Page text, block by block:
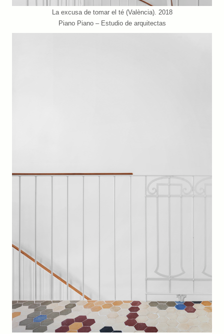
La excusa de tomar el té (València). 2018
Piano Piano – Estudio de arquitectas